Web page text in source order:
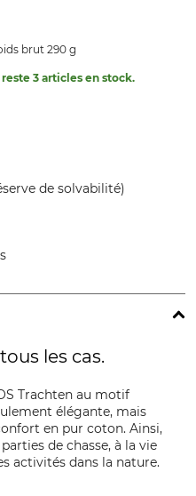
brut 290 g
3 articles en stock.
de solvabilité)
les cas.
Trachten au motif
élégante, mais
en pur coton. Ainsi,
de chasse, à la vie
activités dans la nature.